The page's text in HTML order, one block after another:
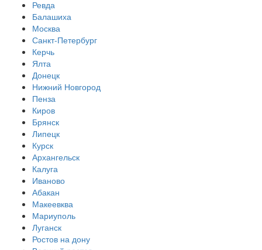
Ревда
Балашиха
Москва
Санкт-Петербург
Керчь
Ялта
Донецк
Нижний Новгород
Пенза
Киров
Брянск
Липецк
Курск
Архангельск
Калуга
Иваново
Абакан
Макеевква
Мариуполь
Луганск
Ростов на дону